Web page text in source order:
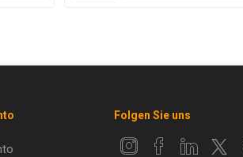
Folgen Sie uns